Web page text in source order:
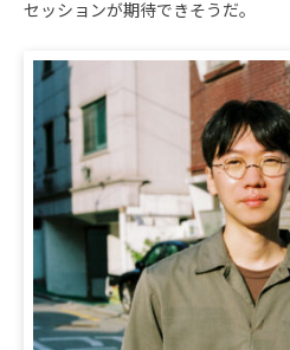
セッションが期待できそうだ。